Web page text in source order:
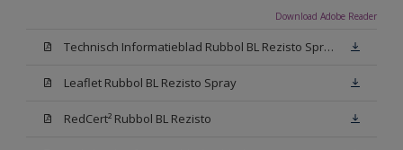
Download Adobe Reader
Technisch Informatieblad Rubbol BL Rezisto Spray (PDF)
Leaflet Rubbol BL Rezisto Spray
RedCert² Rubbol BL Rezisto